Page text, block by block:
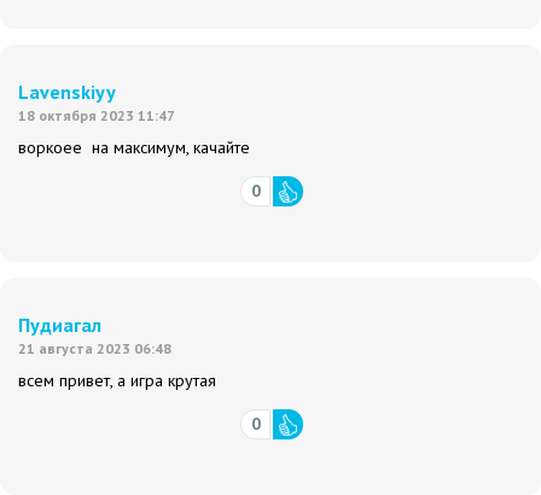
Lavenskiyy
18 октября 2023 11:47
воркоее на максимум, качайте
0
Пудиагал
21 августа 2023 06:48
всем привет, а игра крутая
0